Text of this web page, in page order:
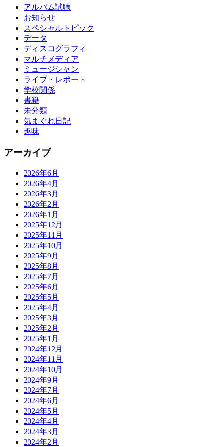
アルバム試聴
お知らせ
スペシャルトピック
データ
ディスコグラフィ
マルチメディア
ミュージシャン
ライブ・レポート
学校関係
書籍
未分類
気まぐれ日記
趣味
アーカイブ
2026年6月
2026年4月
2026年3月
2026年2月
2026年1月
2025年12月
2025年11月
2025年10月
2025年9月
2025年8月
2025年7月
2025年6月
2025年5月
2025年4月
2025年3月
2025年2月
2025年1月
2024年12月
2024年11月
2024年10月
2024年9月
2024年7月
2024年6月
2024年5月
2024年4月
2024年3月
2024年2月